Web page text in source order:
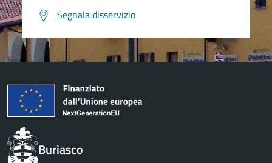
Segnala disservizio
Buriasco